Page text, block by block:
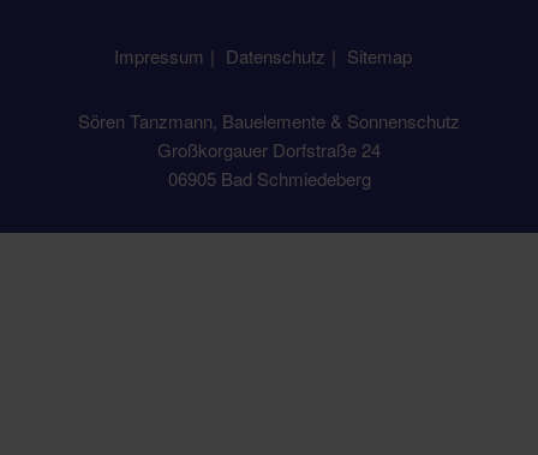
Impressum Datenschutz Sitemap
Sören Tanzmann, Bauelemente & Sonnenschutz
Großkorgauer Dorfstraße 24
06905 Bad Schmiedeberg